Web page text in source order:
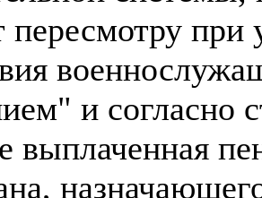
пересмотру при
и согласно
выплаченная